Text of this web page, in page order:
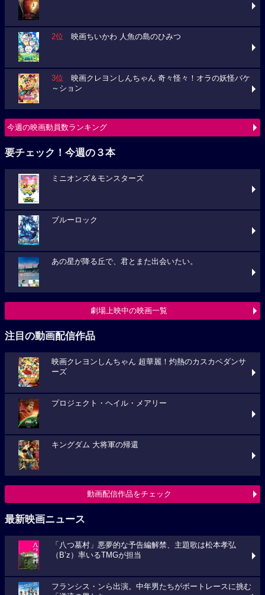
2位 映画ちいかわ 人魚の島のひみつ
3位 映画クレヨンしんちゃん 奇々怪々！オラの妖怪バケ
～ション
今週の映画動員数ランキング
要チェック！今週の３本
ミニオンズ＆モンスターズ
ブルーロック
あの星が降る丘で、君とまた出会いたい。
劇場上映中の映画一覧
注目の動画配信作品
映画クレヨンしんちゃん 超華麗！灼熱のカスカベダンサ
ーズ
プロジェクト・ヘイル・メアリー
キングダム 大将軍の帰還
動画配信作品をチェック
最新映画ニュース
「八つ墓村」悪夢的な予告編解禁、主題歌は松本孝弘
（B’z）率いるTMGが担当
フランシス・ンら出演。中年男たちがボートレースに挑む